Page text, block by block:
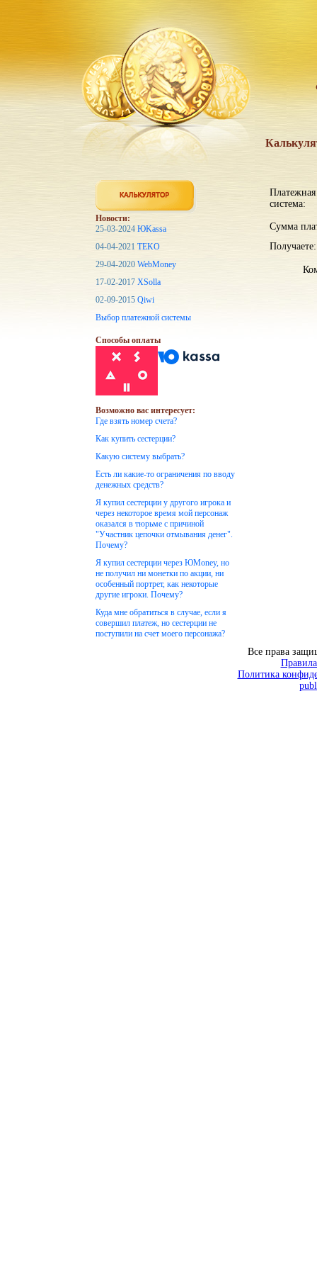
Платежная
система:
Сумма
Получаете:
Новости:
25-03-2024 ЮKassa
04-04-2021 TEKO
29-04-2020 WebMoney
17-02-2017 XSolla
02-09-2015 Qiwi
Выбор платежной системы
Способы оплаты
Возможно вас интересует:
Где взять номер счета?
Как купить сестерции?
Какую систему выбрать?
Есть ли какие-то ограничения по вводу
денежных средств?
Я купил сестерции у другого игрока и
через некоторое время мой персонаж
оказался в тюрьме с причиной
"Участник цепочки отмывания денег".
Почему?
Я купил сестерции через ЮMoney, но
не получил ни монетки по акции, ни
особенный портрет, как некоторые
другие игроки. Почему?
Куда мне обратиться в случае, если я
совершил платеж, но сестерции не
поступили на счет моего персонажа?
Все права
Политика